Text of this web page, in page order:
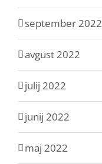
september 2022
avgust 2022
julij 2022
junij 2022
maj 2022